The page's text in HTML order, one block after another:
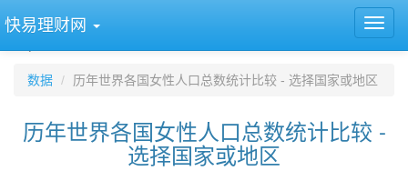
快易理财网
`
数据
历年世界各国女性人口总数统计比较 - 选择国家或地区
历年世界各国女性人口总数统计比较 -
选择国家或地区